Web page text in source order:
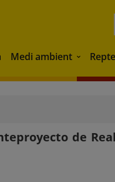
Medi ambient Medi
de